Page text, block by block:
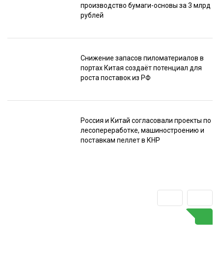
производство бумаги-основы за 3 млрд
рублей
Снижение запасов пиломатериалов в
портах Китая создаёт потенциал для
роста поставок из РФ
Россия и Китай согласовали проекты по
лесопереработке, машиностроению и
поставкам пеллет в КНР